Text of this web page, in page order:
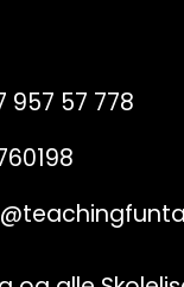
957 57 778